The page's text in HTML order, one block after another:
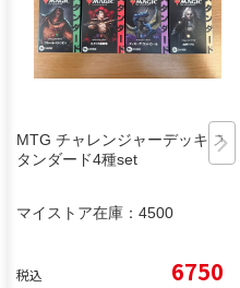
MTG チャレンジャーデッキ ス
タンダード4種set
マイストア在庫： 4500
税込 6750